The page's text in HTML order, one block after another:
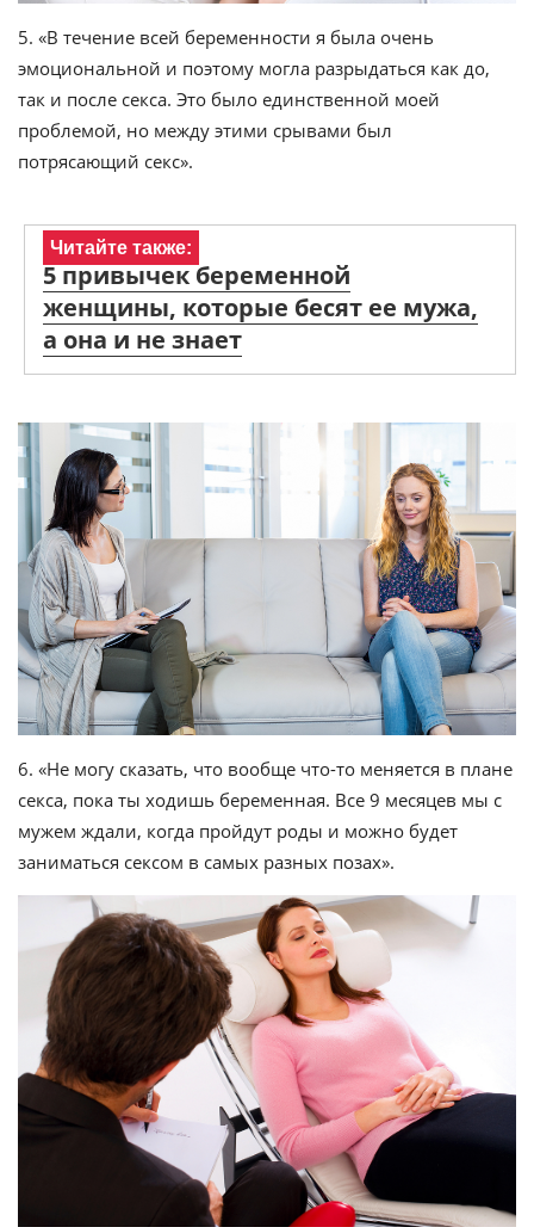
5. «В течение всей беременности я была очень
эмоциональной и поэтому могла разрыдаться как до,
так и после секса. Это было единственной моей
проблемой, но между этими срывами был
потрясающий секс».
Читайте также:
5 привычек беременной
женщины, которые бесят ее мужа,
а она и не знает
6. «Не могу сказать, что вообще что-то меняется в плане
секса, пока ты ходишь беременная. Все 9 месяцев мы с
мужем ждали, когда пройдут роды и можно будет
заниматься сексом в самых разных позах».